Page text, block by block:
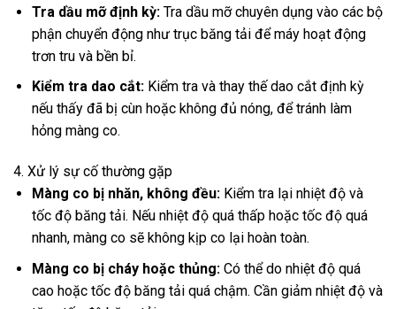
Tra dầu mỡ định kỳ:Tra dầu mỡ chuyên dụng vào các bộ
phận chuyển động như trục băng tải để máy hoạt động
trơn tru và bền bỉ.
Kiểm tra dao cắt:Kiểm tra và thay thế dao cắt định kỳ
nếu thấy đã bị cùn hoặc không đủ nóng, để tránh làm
hỏng màng co.
4. Xử lý sự cố thường gặp
Màng co bị nhăn, không đều:Kiểm tra lại nhiệt độ và
tốc độ băng tải. Nếu nhiệt độ quá thấp hoặc tốc độ quá
nhanh, màng co sẽ không kịp co lại hoàn toàn.
Màng co bị cháy hoặc thủng:Có thể do nhiệt độ quá
cao hoặc tốc độ băng tải quá chậm. Cần giảm nhiệt độ và